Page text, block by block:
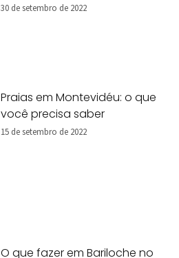
30 de setembro de 2022
Praias em Montevidéu: o que
você precisa saber
15 de setembro de 2022
O que fazer em Bariloche no